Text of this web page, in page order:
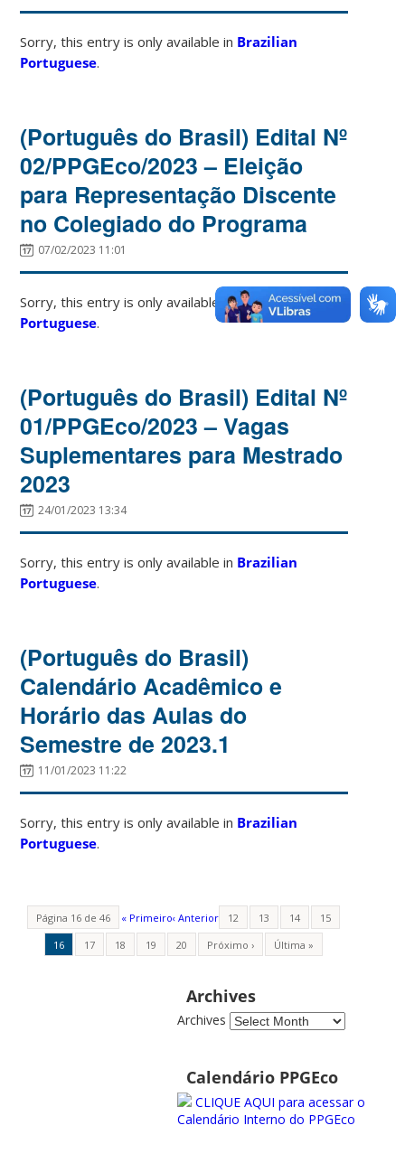
Sorry, this entry is only available in Brazilian
Portuguese.
(Português do Brasil) Edital Nº
02/PPGEco/2023 – Eleição
para Representação Discente
no Colegiado do Programa
07/02/2023 11:01
Sorry, this entry is only available inBrazilian
Portuguese.
(Português do Brasil) Edital Nº
01/PPGEco/2023 – Vagas
Suplementares para Mestrado
2023
24/01/2023 13:34
Sorry, this entry is only available in Brazilian
Portuguese.
(Português do Brasil)
Calendário Acadêmico e
Horário das Aulas do
Semestre de 2023.1
11/01/2023 11:22
Sorry, this entry is only available in Brazilian
Portuguese.
Página 16 de 46 « Primeiro‹ Anterior 12 13 14
15
16
17 18 19 20 Próximo › Última »
Archives
Archives
Calendário PPGEco
CLIQUE AQUI para acessar o
Calendário Interno do PPGEco